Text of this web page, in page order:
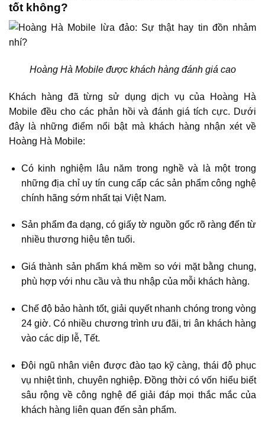
tốt không?
Hoàng Hà Mobile được khách hàng đánh giá cao
Khách hàng đã từng sử dụng dịch vụ của Hoàng Hà
Mobile đều cho các phản hồi và đánh giá tích cực. Dưới
đây là những điểm nổi bật mà khách hàng nhận xét về
Hoàng Hà Mobile:
Có kinh nghiệm lâu năm trong nghề và là một trong
những địa chỉ uy tín cung cấp các sản phẩm công nghệ
chính hãng sớm nhất tại Việt Nam.
Sản phẩm đa dạng, có giấy tờ nguồn gốc rõ ràng đến từ
nhiều thương hiệu tên tuổi.
Giá thành sản phẩm khá mềm so với mặt bằng chung,
phù hợp với nhu cầu và thu nhập của mỗi khách hàng.
Chế độ bảo hành tốt, giải quyết nhanh chóng trong vòng
24 giờ. Có nhiều chương trình ưu đãi, tri ân khách hàng
vào các dịp lễ, Tết.
Đội ngũ nhân viên được đào tạo kỹ càng, thái độ phục
vụ nhiệt tình, chuyên nghiệp. Đồng thời có vốn hiểu biết
sâu rộng về công nghệ để giải đáp mọi thắc mắc của
khách hàng liên quan đến sản phẩm.